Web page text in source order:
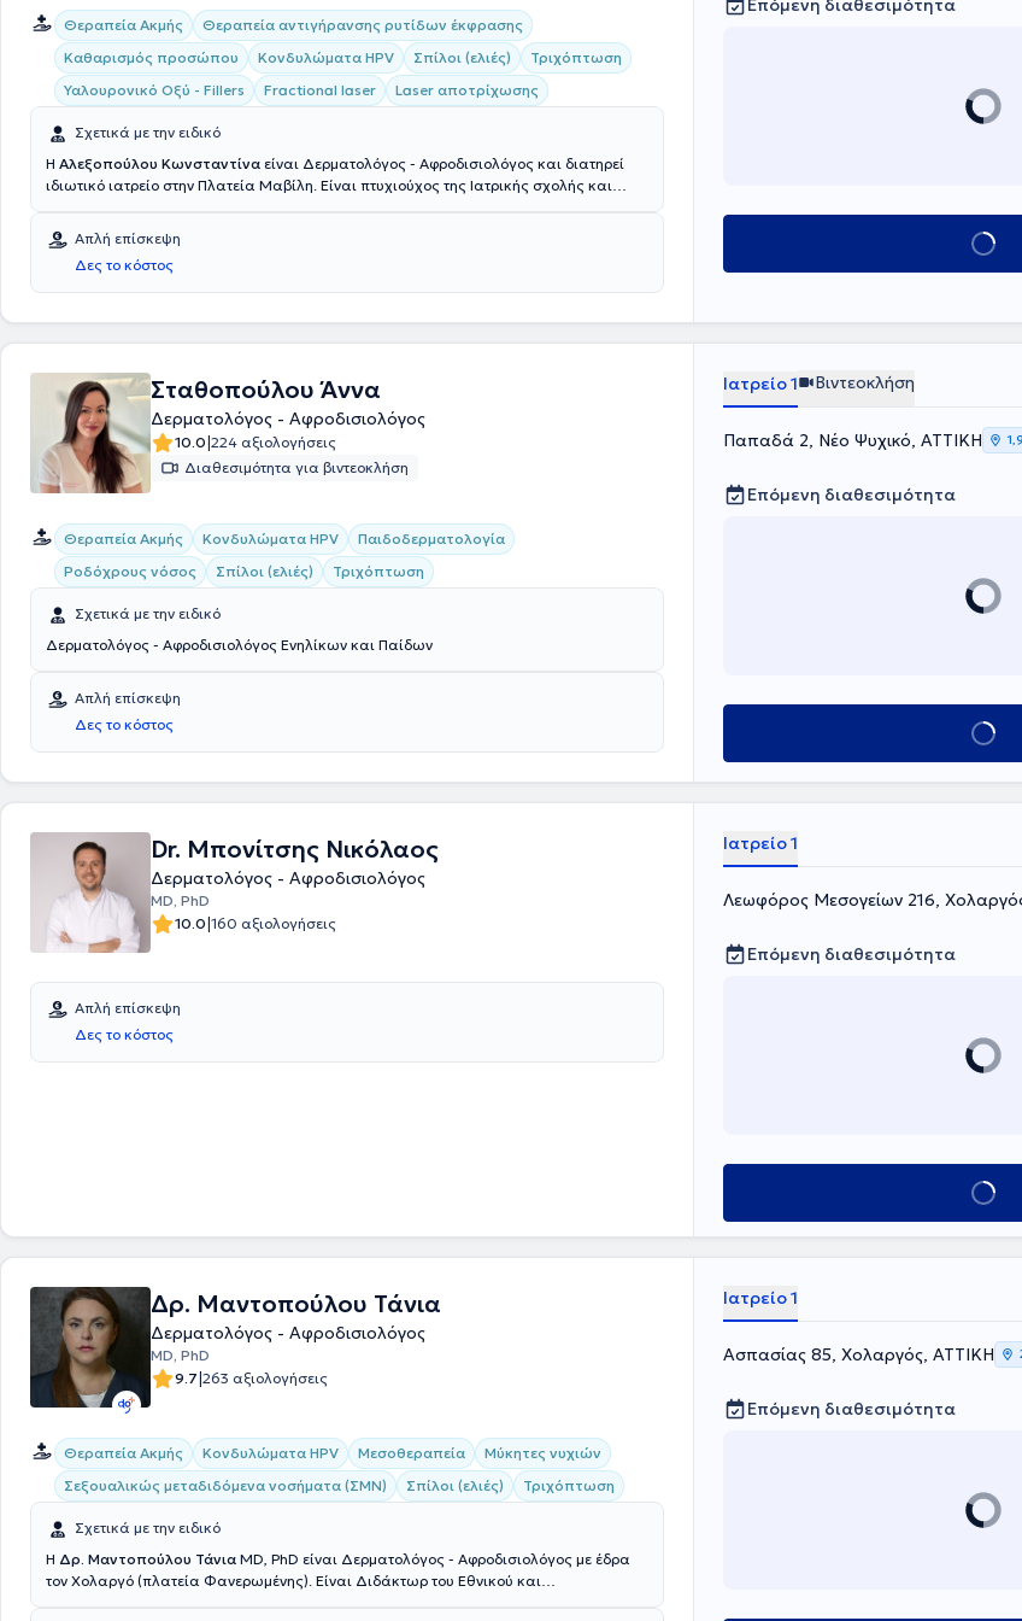
Θεραπεία Ακμής
Θεραπεία αντιγήρανσης ρυτίδων έκφρασης
Καθαρισμός προσώπου
Κονδυλώματα HPV Σπίλοι (ελιές)
Τριχόπτωση
Υαλουρονικό Οξύ - Fillers
Fractional laser Laser αποτρίχωσης
Σχετικά με την ειδικό
Η Αλεξοπούλου Κωνσταντίνα είναι Δερματολόγος - Αφροδισιολόγος και διατηρεί
ιδιωτικό ιατρείο στην Πλατεία Μαβίλη. Είναι πτυχιούχος της Ιατρικής σχολής και
όπου, μετά τη λήψη της ειδικότητάς της, παρέμεινε και εξειδικεύτηκε στο κέντρο
όνυχος, στην διαπυητική ιδρωταδενίτιδα καθώς και στη ψωρίαση. Ακόμη, διαθέτει
μεγάλη εμπειρία και εξειδίκευση στην αισθητική ιατρική. Μάλιστα, έχει εργαστεί για
πολλά χρόνια σε ιατρείο πλαστικής χειρουργικής. Τέλος, έχει παρακολουθήσει
Απλή επίσκεψη
Δες το κόστος
Επόμενη διαθεσιμότητα
Κλείσε
Σταθοπούλου Άννα
Δερματολόγος - Αφροδισιολόγος
10.0|224 αξιολογήσεις
Διαθεσιμότητα για βιντεοκλήση
Θεραπεία Ακμής Κονδυλώματα HPV
Παιδοδερματολογία
Ροδόχρους νόσος
Σπίλοι (ελιές) Τριχόπτωση
Σχετικά με την ειδικό
Δερματολόγος - Αφροδισιολόγος Ενηλίκων και Παίδων
Απλή επίσκεψη
Δες το κόστος
Ιατρείο 1 Βιντεοκλήση
Παπαδά 2, Νέο Ψυχικό, ΑΤΤΙΚΗ
Επόμενη διαθεσιμότητα
Κλείσε
Dr. Μπονίτσης Νικόλαος
Δερματολόγος - Αφροδισιολόγος
MD, PhD
10.0|160 αξιολογήσεις
Απλή επίσκεψη
Δες το κόστος
Ιατρείο 1
Λεωφόρος Μεσογείων 216,
Επόμενη διαθεσιμότητα
Κλείσε
Δρ. Μαντοπούλου Τάνια
Δερματολόγος - Αφροδισιολόγος
MD, PhD
9.7|263 αξιολογήσεις
Θεραπεία Ακμής Κονδυλώματα HPV Μεσοθεραπεία
Μύκητες νυχιών
Σεξουαλικώς μεταδιδόμενα νοσήματα (ΣΜΝ)
Σπίλοι (ελιές) Τριχόπτωση
Σχετικά με την ειδικό
Η Δρ. Μαντοπούλου Τάνια MD, PhD είναι Δερματολόγος - Αφροδισιολόγος με έδρα
τον Χολαργό (πλατεία Φανερωμένης). Είναι Διδάκτωρ του Εθνικού και
Ιατρείο 1
Ασπασίας 85, Χολαργός, ΑΤΤΙΚΗ
Επόμενη διαθεσιμότητα